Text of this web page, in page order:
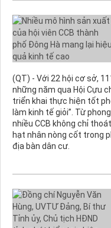
(QT) - Với 22 hội cơ sở,
những năm qua Hội Cựu
triển khai thực hiện tốt
làm kinh tế giỏi”. Từ
nhiều CCB không chỉ
hạt nhân nòng cốt trong
địa bàn dân cư.